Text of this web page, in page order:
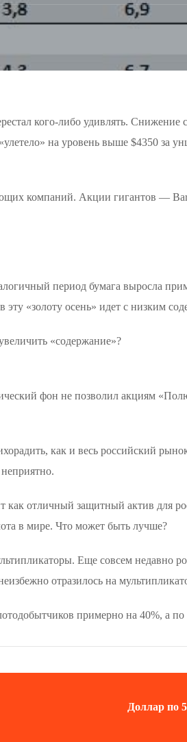
кого-либо удивлять. Снижение
на уровень выше $4350 за
компаний. Акции гигантов —
период бумага выросла
«золоту осень» идет с низким
«содержание»?
фон не позволил акциям
как и весь российский
как отличный защитный актив для
в мире. Что может быть лучше?
Еще совсем недавно
отразилось на
примерно на 40%, а
Доллар по